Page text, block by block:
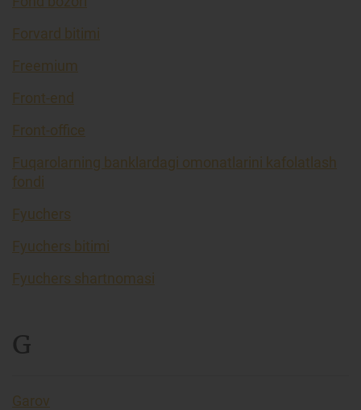
Forvard bitimi
Freemium
Front-end
Front-office
Fuqarolarning banklardagi omonatlarini kafolatlash
fondi
Fyuchers
Fyuchers bitimi
Fyuchers shartnomasi
G
Garov